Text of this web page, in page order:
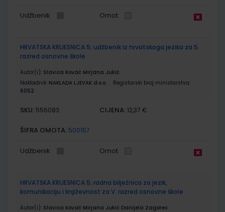
Udžbenik Omot
HRVATSKA KRIJESNICA 5; udžbenik iz hrvatskoga jezika za 5.
razred osnovne škole
Autor(i): Slavica Kovač Mirjana Jukić
Nakladnik: NAKLADA LJEVAK d.o.o.
Registarski broj ministarstva:
6052
SKU: 556083 CIJENA: 12,37 €
ŠIFRA OMOTA: 500157
Udžbenik Omot
HRVATSKA KRIJESNICA 5; radna bilježnica za jezik,
komunikaciju i književnost za V. razred osnovne škole
Autor(i): Slavica Kovač Mirjana Jukić Danijela Zagorec